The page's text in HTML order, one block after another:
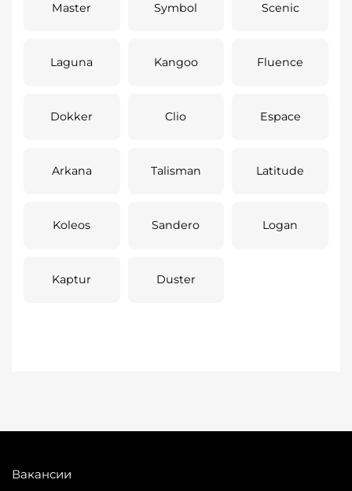
Master Symbol Scenic
Laguna Kangoo Fluence
Dokker Clio Espace
Arkana Talisman Latitude
Koleos Sandero Logan
Kaptur Duster
Вакансии